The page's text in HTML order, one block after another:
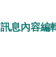
訊息內容編